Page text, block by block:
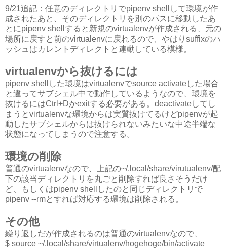
9/21追記：任意のディレクトリでpipenv shellして環境が作
成されたあと、そのディレクトリを別のパスに移動したあ
とにpipenv shellすると新規のvirtualenvが作成される、元の
場所に戻すと前のvirtualenvに戻れるので、やはりsuffixのハ
ッシュはカレントディレクトと連動している模様。
virtualenvから抜けるには
pipenv shellした環境はvirtualenvでsource activateした場合
と違ってサブシェル中で動作しているようなので、環境を
抜けるにはCtrl+Dかexitする必要がある。deactivateしてし
まうとvirtualenvな環境からは実質抜けてるけどpipenvが起
動したサブシェルからは抜けられないみたいな中途半端な
状態になってしまうので注意する。
環境の削除
普通のvirtualenvなので、上記の~/.local/share/virutualenv/配
下の該当ディレクトリを丸ごと削除すれば良さそうだけ
ど、もしくはpipenv shellしたのと同じディレクトリで
pipenv --rmとすれば対応する環境は削除される。
その他
繰り返しだが作成されるのは普通のvirtualenvなので、
$ source ~/.local/share/virtualenv/hogehoge/bin/activate